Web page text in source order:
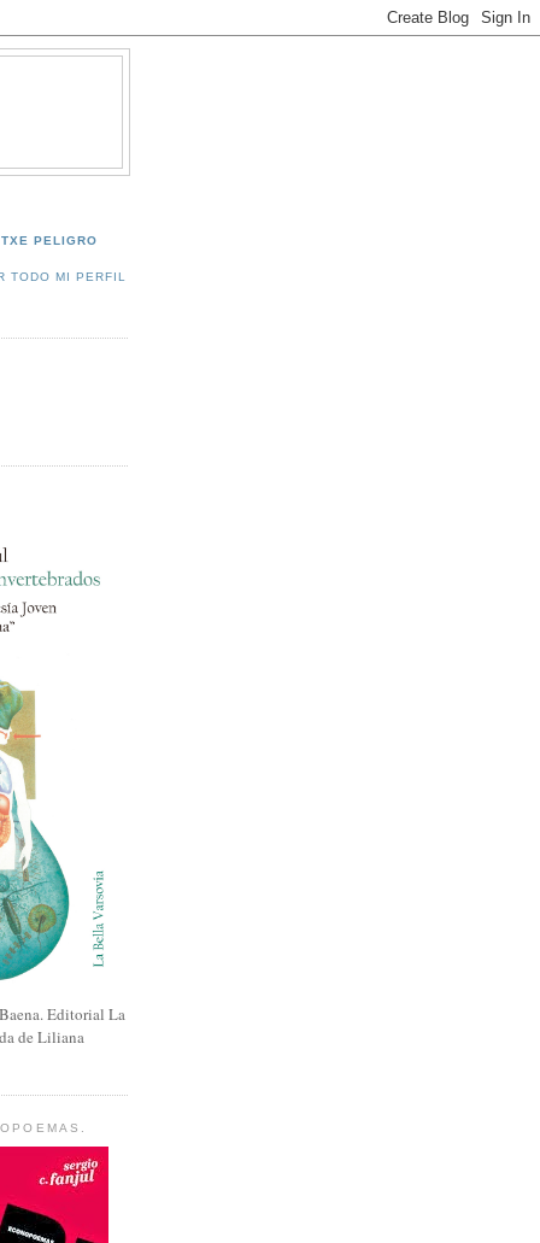
TXE PELIGRO
TODO MI PERFIL
Editorial La
de Liliana